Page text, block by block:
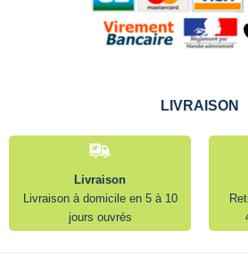
LIVRAISON
Livraison
Livraison à domicile en 5 à 10
jours ouvrés